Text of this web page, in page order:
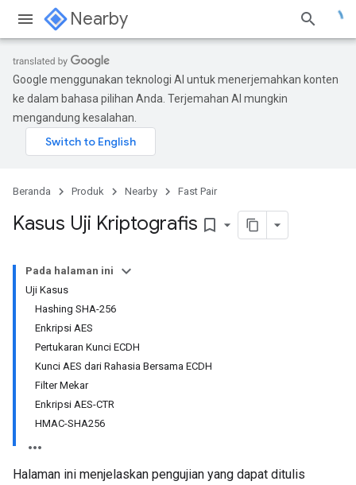
Nearby
Google menggunakan teknologi AI untuk menerjemahkan konten
ke dalam bahasa pilihan Anda. Terjemahan AI mungkin
mengandung kesalahan.
Beranda Produk Nearby Fast Pair
Kasus Uji Kriptografis bookmark_border
Pada halaman ini
Uji Kasus
Hashing SHA-256
Enkripsi AES
Pertukaran Kunci ECDH
Kunci AES dari Rahasia Bersama ECDH
Filter Mekar
Enkripsi AES-CTR
HMAC-SHA256
Halaman ini menjelaskan pengujian yang dapat ditulis